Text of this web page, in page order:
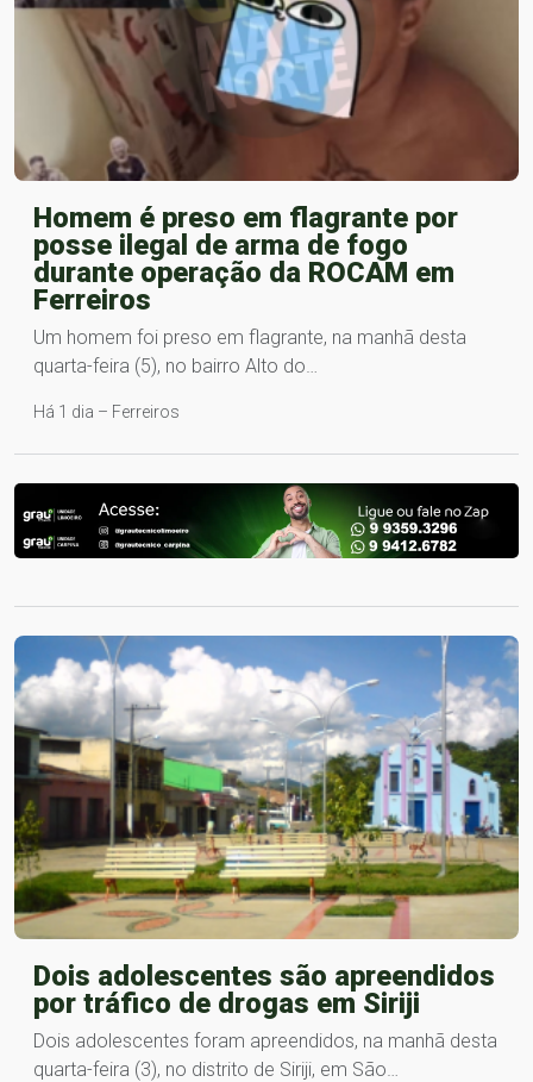
Homem é preso em flagrante por
posse ilegal de arma de fogo
durante operação da ROCAM em
Ferreiros
Um homem foi preso em flagrante, na manhã desta
quarta-feira (5), no bairro Alto do…
Há 1 dia – Ferreiros
Dois adolescentes são apreendidos
por tráfico de drogas em Siriji
Dois adolescentes foram apreendidos, na manhã desta
quarta-feira (3), no distrito de Siriji, em São…